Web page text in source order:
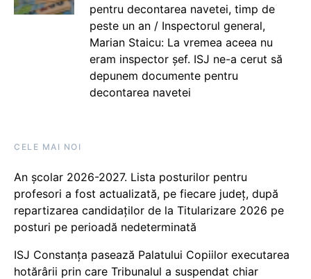
pentru decontarea navetei, timp de
peste un an / Inspectorul general,
Marian Staicu: La vremea aceea nu
eram inspector șef. ISJ ne-a cerut să
depunem documente pentru
decontarea navetei
CELE MAI NOI
An școlar 2026-2027. Lista posturilor pentru
profesori a fost actualizată, pe fiecare județ, după
repartizarea candidaților de la Titularizare 2026 pe
posturi pe perioadă nedeterminată
ISJ Constanța pasează Palatului Copiilor executarea
hotărârii prin care Tribunalul a suspendat chiar